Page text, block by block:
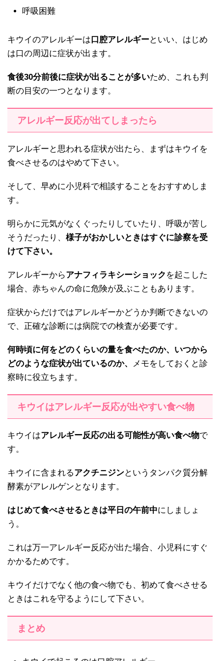
呼吸困難
キウイのアレルギーは口腔アレルギーといい、はじめ
は口の周辺に症状が出ます。
食後30分前後に症状が出ることが多いため、これも判
断の目安の一つとなります。
アレルギー反応が出てしまったら
アレルギーと思われる症状が出たら、まずはキウイを
食べさせるのはやめて下さい。
そして、早めに小児科で相談することをおすすめしま
す。
明らかに元気がなくぐったりしていたり、呼吸が苦し
そうだったり、 様子がおかしいときはすぐに診察を受
けて下さい。
アレルギーからアナフィラキシーショック を起こした
場合、赤ちゃんの命に危険が及ぶこともあります。
症状からだけではアレルギーかどうか判断できないの
で、正確な診断には病院での検査が必要です。
何時頃に何をどのくらいの量を食べたのか、いつから
どのような症状が出ているのか、
メモをしておくと診
察時に役立ちます。
キウイはアレルギー反応が出やすい食べ物
キウイはアレルギー反応の出る可能性が高い食べ物で
す。
キウイに含まれるアクチニジンというタンパク質分解
酵素がアレルゲンとなります。
はじめて食べさせるときは平日の午前中にしましょ
う。
これは万一アレルギー反応が出た場合、小児科にすぐ
かかるためです。
キウイだけでなく他の食べ物でも、初めて食べさせる
ときはこれを守るようにして下さい。
まとめ